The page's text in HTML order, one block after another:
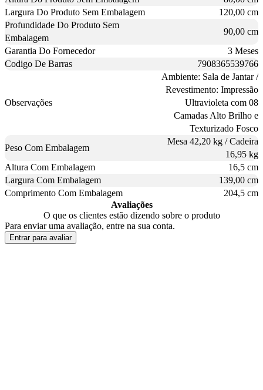
Largura Do Produto Sem Embalagem
120,00 cm
Profundidade Do Produto Sem
Embalagem
90,00 cm
Garantia Do Fornecedor
3 Meses
Codigo De Barras
7908365539766
Observações
Ambiente: Sala de Jantar /
Revestimento: Impressão
Ultravioleta com 08
Camadas Alto Brilho e
Texturizado Fosco
Peso Com Embalagem
Mesa 42,20 kg / Cadeira
16,95 kg
Altura Com Embalagem
16,5 cm
Largura Com Embalagem
139,00 cm
Comprimento Com Embalagem
204,5 cm
Avaliações
O que os clientes estão dizendo sobre o produto
Para enviar uma avaliação, entre na sua conta.
Entrar para avaliar